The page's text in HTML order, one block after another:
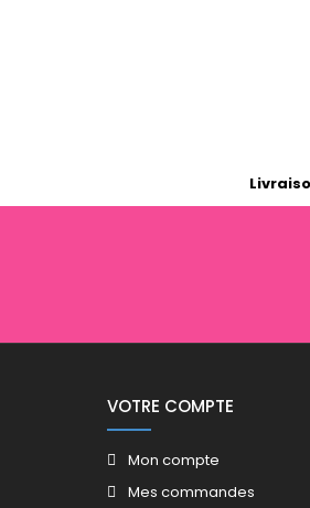
VOTRE COMPTE
Mon compte
Mes commandes